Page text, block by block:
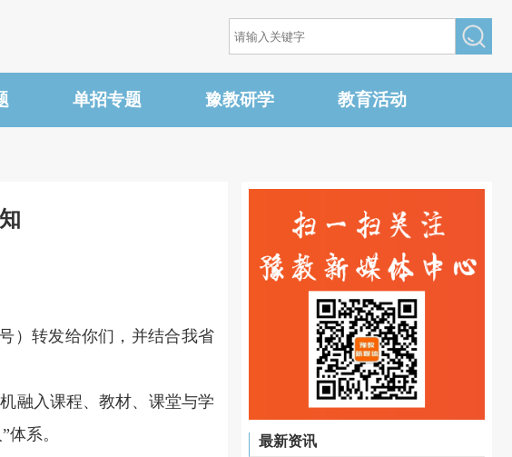
单招专题 豫教研学 教育活动
）转发给你们，并结合我省
融入课程、教材、课堂与学
系。
最新资讯